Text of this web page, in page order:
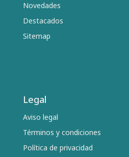
Novedades
Destacados
Sitemap
Legal
Aviso legal
Términos y condiciones
Política de privacidad